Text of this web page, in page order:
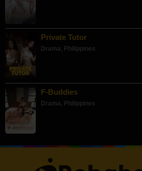
Private Tutor
Drama, Philippines
F-Buddies
Drama, Philippines